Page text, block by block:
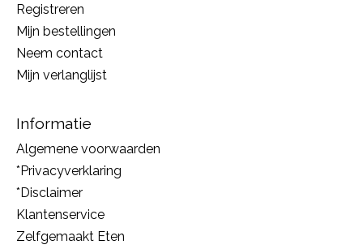
Registreren
Mijn bestellingen
Neem contact
Mijn verlanglijst
Informatie
Algemene voorwaarden
*Privacyverklaring
*Disclaimer
Klantenservice
Zelfgemaakt Eten